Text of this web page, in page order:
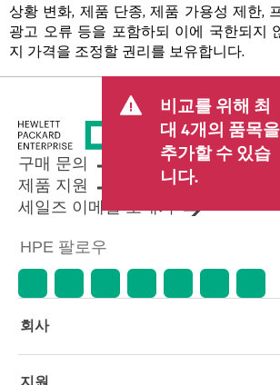
상황 변화, 제품 단종, 제품 가용성 제한,
광고 오류 등을 포함하되 이에 국한되지
지 가격을 조정할 권리를 보유합니다.
비교를 위해 최
대 4개의 품목을
추가할 수 있습
니다.
구매 문의
제품 지원
세일즈 이메일 보내기
HPE 팔로우
회사
HPE 소개
지원